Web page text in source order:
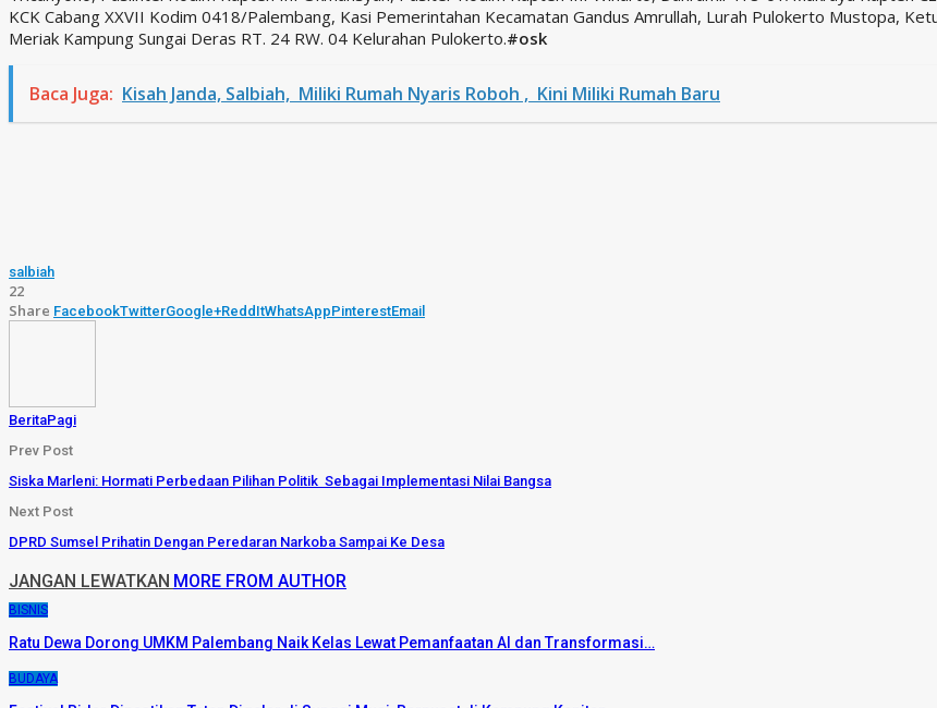
KCK Cabang XXVII Kodim 0418/Palembang, Kasi Pemerintahan Kecamatan Gandus Amrullah, Lurah Pulokerto Mustopa,
Meriak Kampung Sungai Deras RT. 24 RW. 04 Kelurahan Pulokerto.#osk
Baca Juga: Kisah Janda, Salbiah, Miliki Rumah Nyaris Roboh , Kini Miliki Rumah Baru
salbiah
22
Share FacebookTwitterGoogle+ReddItWhatsAppPinterestEmail
BeritaPagi
Prev Post
Siska Marleni: Hormati Perbedaan Pilihan Politik Sebagai Implementasi Nilai Bangsa
Next Post
DPRD Sumsel Prihatin Dengan Peredaran Narkoba Sampai Ke Desa
JANGAN LEWATKAN MORE FROM AUTHOR
BISNIS
Ratu Dewa Dorong UMKM Palembang Naik Kelas Lewat Pemanfaatan AI dan Transformasi…
BUDAYA